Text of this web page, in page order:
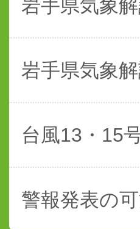
岩手県気象
岩手県気象
台風13・15
警報発表の